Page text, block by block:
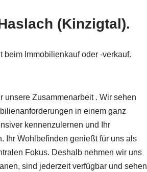
(Kinzigtal).
Immobilienkauf oder -verkauf.
unsere Zusammenarbeit . Wir sehen
in einem ganz
kennenzulernen und Ihr
Ihr Wohlbefinden genießt für uns als
Fokus. Deshalb nehmen wir uns
sind jederzeit verfügbar und sehen